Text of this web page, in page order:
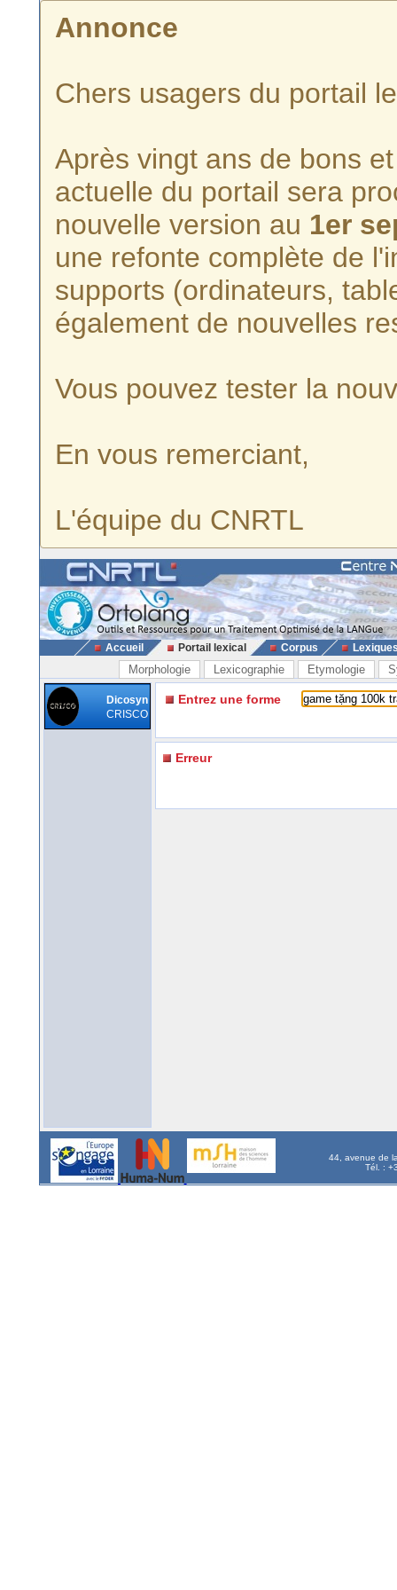
Annonce
Chers usagers du portail
Après vingt ans de bons
actuelle du portail sera
nouvelle version au 1er
une refonte complète de
supports (ordinateurs,
également de nouvelles
Vous pouvez tester la
En vous remerciant,
L'équipe du CNRTL
Accueil Portail lexical Corpus
Morphologie Lexicographie Etymologie
Dicosyn
CRISCO
Entrez une forme
Erreur
44, avenue de
Tél. :